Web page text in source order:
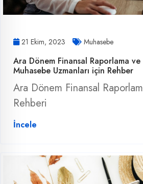
21 Ekim, 2023 Muhasebe
Ara Dönem Finansal Raporlama
Muhasebe Uzmanları için Rehber
Ara Dönem Finansal
Rehberi
İncele